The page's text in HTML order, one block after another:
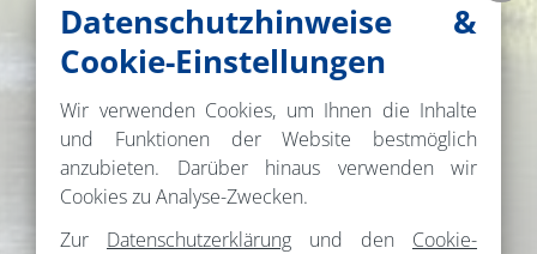
Datenschutzhinweise &
Cookie-Einstellungen
Wir verwenden Cookies, um Ihnen die Inhalte
und Funktionen der Website bestmöglich
anzubieten. Darüber hinaus verwenden wir
Cookies zu Analyse-Zwecken.
Zur Datenschutzerklärung und den Cookie-